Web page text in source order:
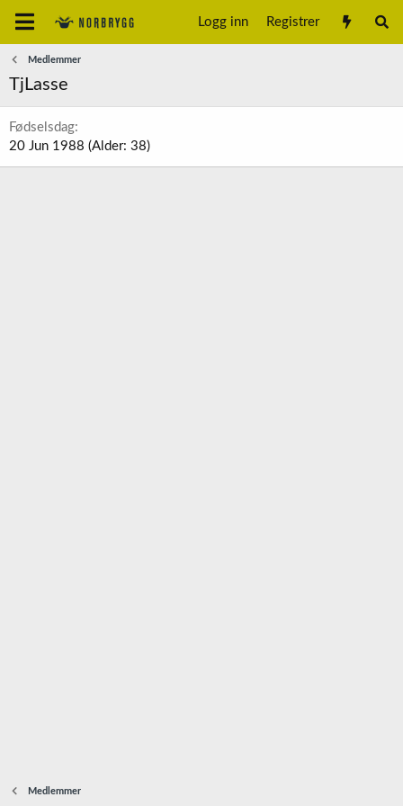
Logg inn Registrer
Medlemmer
TjLasse
Fødselsdag
20 Jun 1988 (Alder: 38)
Medlemmer